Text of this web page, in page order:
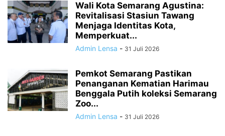
Wali Kota Semarang Agustina:
Revitalisasi Stasiun Tawang
Menjaga Identitas Kota,
Memperkuat...
Admin Lensa - 31 Juli 2026
Pemkot Semarang Pastikan
Penanganan Kematian Harimau
Benggala Putih koleksi Semarang
Zoo...
Admin Lensa - 31 Juli 2026